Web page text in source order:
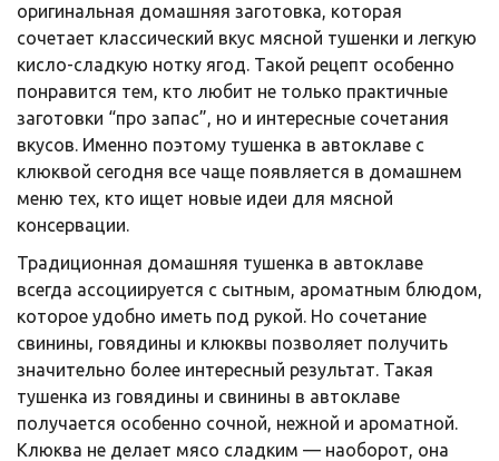
оригинальная домашняя заготовка, которая
сочетает классический вкус мясной тушенки и легкую
кисло-сладкую нотку ягод. Такой рецепт особенно
понравится тем, кто любит не только практичные
заготовки “про запас”, но и интересные сочетания
вкусов. Именно поэтому тушенка в автоклаве с
клюквой сегодня все чаще появляется в домашнем
меню тех, кто ищет новые идеи для мясной
консервации.
Традиционная домашняя тушенка в автоклаве
всегда ассоциируется с сытным, ароматным блюдом,
которое удобно иметь под рукой. Но сочетание
свинины, говядины и клюквы позволяет получить
значительно более интересный результат. Такая
тушенка из говядины и свинины в автоклаве
получается особенно сочной, нежной и ароматной.
Клюква не делает мясо сладким — наоборот, она